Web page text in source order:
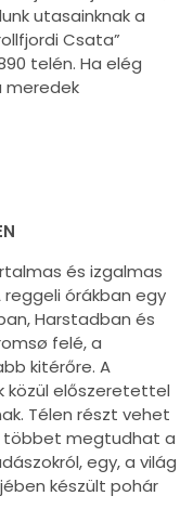
utasainknak a
Csata”
telén. Ha elég
meredek
és izgalmas
órákban egy
Harstadban és
felé, a
kitérőre. A
közül előszeretettel
Télen részt vehet
többet megtudhat a
egy, a világ
készült pohár